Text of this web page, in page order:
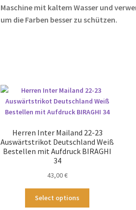
Maschine mit kaltem Wasser und
um die Farben besser zu schützen.
Herren Inter Mailand 22-23
Auswärtstrikot Deutschland Weiß
Bestellen mit Aufdruck BIRAGHI
34
43,00€
Select options